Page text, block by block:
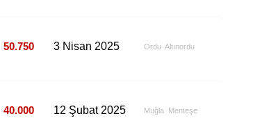
50.750 3 Nisan 2025 Ordu Altınordu
40.000 12 Şubat 2025 Muğla Menteşe